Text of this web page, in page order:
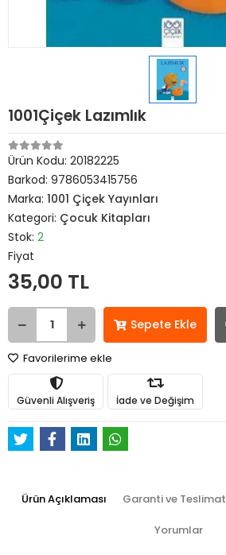
1001Çiçek Lazımlık
Ürün Kodu: 20182225
Barkod: 9786053415756
Marka: 1001 Çiçek Yayınları
Kategori: Çocuk Kitapları
Stok: 2
Fiyat
35,00 TL
Sepete Ekle
Favorilerime ekle
Güvenli Alışveriş İade ve Değişim
Ürün Açıklaması Garanti ve Teslimat
Yorumlar